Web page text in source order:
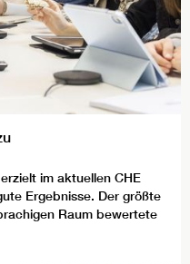
im aktuellen CHE
Ergebnisse. Der größte
Raum bewertete